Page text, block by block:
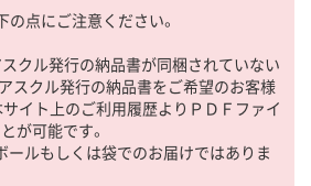
の点にご注意ください。
スクル発行の納品書が同梱されていない
スクル発行の納品書をご希望のお客様
サイト上のご利用履歴よりＰＤＦファイ
が可能です。
ールもしくは袋でのお届けではありま